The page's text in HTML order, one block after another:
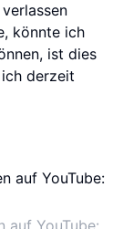
könnte ich
ist dies
derzeit
auf YouTube: